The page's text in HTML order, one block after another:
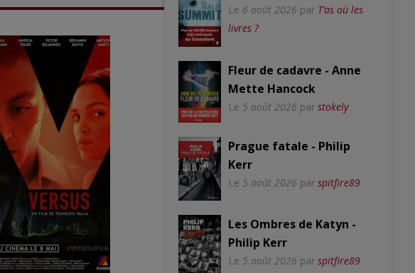
Le 6 août 2026 par T’as où les
livres ?
Fleur de cadavre - Anne
Mette Hancock
Le 5 août 2026 par stokely
Prague fatale - Philip
Kerr
Le 5 août 2026 par spitfire89
Les Ombres de Katyn -
Philip Kerr
Le 5 août 2026 par spitfire89